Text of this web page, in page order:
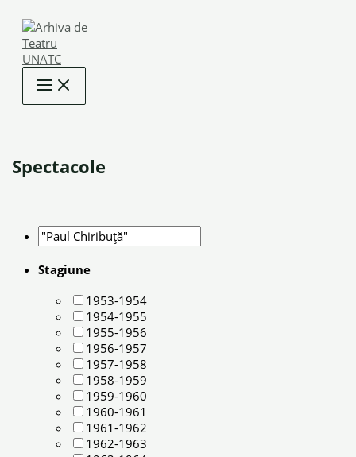
content
Spectacole
Stagiune
1953-1954
1954-1955
1955-1956
1956-1957
1957-1958
1958-1959
1959-1960
1960-1961
1961-1962
1962-1963